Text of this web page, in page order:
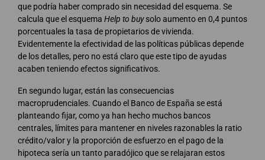
que podría haber comprado sin necesidad del esquema. Se
calcula que el esquema Help to buysolo aumento en 0,4 puntos
porcentuales la tasa de propietarios de vivienda.
Evidentemente la efectividad de las políticas públicas depende
de los detalles, pero no está claro que este tipo de ayudas
acaben teniendo efectos significativos.
En segundo lugar, están las consecuencias
macroprudenciales. Cuando el Banco de España se está
planteando fijar, como ya han hecho muchos bancos
centrales, límites para mantener en niveles razonables la ratio
crédito/valor y la proporción de esfuerzo en el pago de la
hipoteca sería un tanto paradójico que se relajaran estos